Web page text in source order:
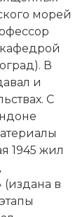
морей
В
и
С
1945 жил
в